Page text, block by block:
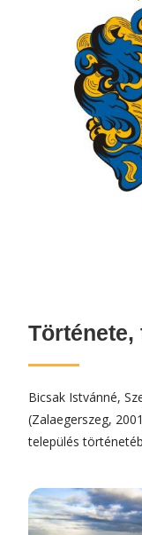
Bicsak Istvánné,
(Zalaegerszeg,
település